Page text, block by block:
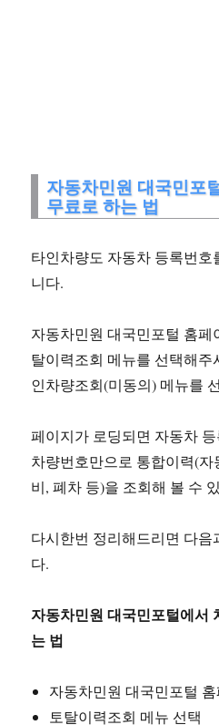
자동차민원 대국민포
무료로 하는 법
타인차량도 자동차 등록번호
니다.
자동차민원 대국민포털 홈페
탈이력조회 메뉴를 선택해
인차량조회(미동의) 메뉴를
페이지가 로딩되면 자동차
차량번호만으로 통합이력(자
비, 폐차 등)을 조회해 볼 수
다시한번 정리해드리면 다음
다.
자동차민원 대국민포털에서
는 법
자동차민원 대국민포털
토탈이력조회 메뉴 선택